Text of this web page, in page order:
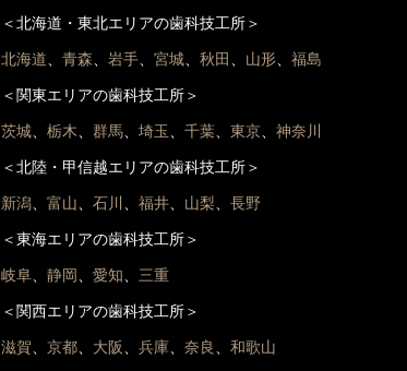
＜北海道・東北エリアの歯科技工所＞
北海道 青森 岩手 宮城 秋田 山形 福島
＜関東エリアの歯科技工所＞
茨城 栃木 群馬 埼玉 千葉 東京 神奈川
＜北陸・甲信越エリアの歯科技工所＞
新潟 富山 石川 福井 山梨 長野
＜東海エリアの歯科技工所＞
岐阜 静岡 愛知 三重
＜関西エリアの歯科技工所＞
滋賀 京都 大阪 兵庫 奈良 和歌山